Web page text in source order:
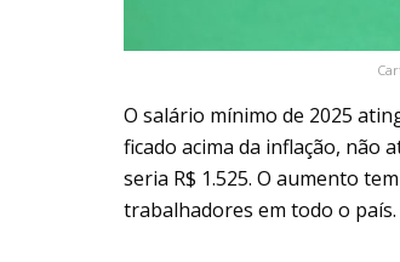
O salário mínimo de 2025
ficado acima da inflação,
seria R$ 1.525. O aumento
trabalhadores em todo o país.